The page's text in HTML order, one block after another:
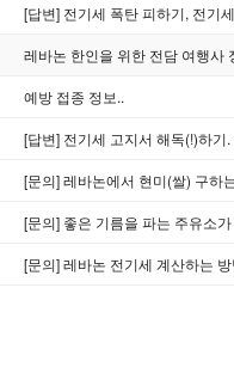
[답변] 전기세 폭탄 피하기, 전기
레바논 한인을 위한 전담 여행사
예방 접종 정보..
[답변] 전기세 고지서 해독(!)하기
[문의] 레바논에서 현미(쌀) 구하
[문의] 좋은 기름을 파는 주유소
[문의] 레바논 전기세 계산하는